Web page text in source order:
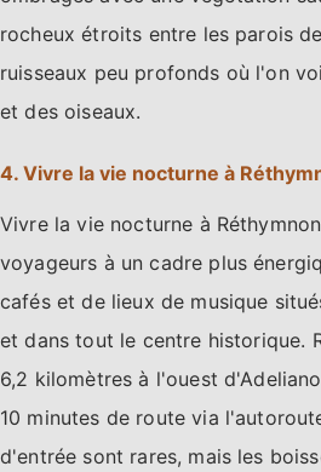
rocheux étroits entre les parois
ruisseaux peu profonds où l'on
et des oiseaux.
4. Vivre la vie nocturne à
Vivre la vie nocturne à
voyageurs à un cadre plus
cafés et de lieux de musique
et dans tout le centre historique.
6,2 kilomètres à l'ouest
10 minutes de route via
d'entrée sont rares, mais les